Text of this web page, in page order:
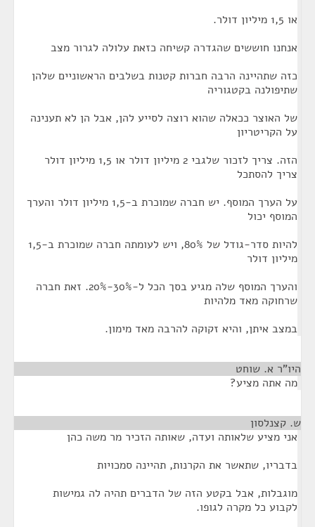
או 1,5 מיליון דולר.
אנחנו חוששים שהגדרה קשיחה כזאת עלולה לגרור מצב
כזה שתהיינה הרבה חברות קטנות בשלבים הראשוניים שלהן
שתיפולנה בקטגוריה
של האוצר ככאלה שהוא רוצה לסייע להן, אבל הן לא תענינה
על הקריטריון
הזה. צריך לזכור שלגבי 2 מיליון דולר או 1,5 מיליון דולר
צריך להסתכל
על הערך המוסף. יש חברה שמוכרת ב-1,5 מיליון דולר והערך
המוסף יכול
להיות סדר-גודל של 80%, ויש לעומתה חברה שמוכרת ב-1,5
מיליון דולר
והערך המוסף שלה מגיע בסך הכל ל-30%-20%. זאת חברה
שרחוקה מאד מלהיות
במצב איתן, והיא זקוקה להרבה מאד מימון.
היו"ר א. שוחט
מה אתה מציע?
ש. קצנלסון
אני מציע שלאותה ועדה, שאותה הזכיר מר משה כהן
בדבריו, שתאשר את הקרנות, תהיינה סמכויות
מוגבלות, אבל בקטע הזה של הדברים תהיה לה גמישות
לקבוע כל מקרה לגופו.